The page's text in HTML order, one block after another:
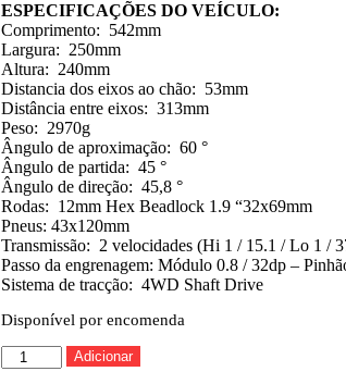
ESPECIFICAÇÕES DO VEÍCULO:
Comprimento: 542mm
Largura: 250mm
Altura: 240mm
Distancia dos eixos ao chão: 53mm
Distância entre eixos: 313mm
Peso: 2970g
Ângulo de aproximação: 60 °
Ângulo de partida: 45 °
Ângulo de direção: 45,8 °
Rodas: 12mm Hex Beadlock 1.9 “32x69mm
Pneus: 43x120mm
Transmissão: 2 velocidades (Hi 1 / 15.1 / Lo 1 /
Passo da engrenagem: Módulo 0.8 / 32dp –
Sistema de tracção: 4WD Shaft Drive
Disponível por encomenda
Quantidade
de
Adicionar